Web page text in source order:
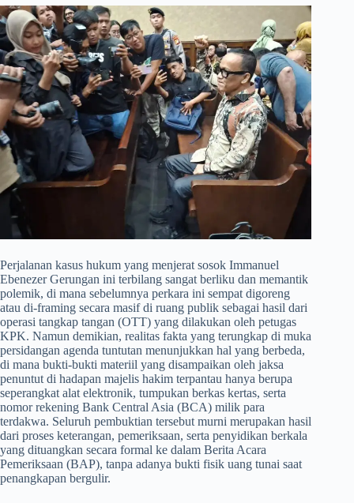
​Perjalanan kasus hukum yang menjerat sosok Immanuel
Ebenezer Gerungan ini terbilang sangat berliku dan memantik
polemik, di mana sebelumnya perkara ini sempat digoreng
atau di-framing secara masif di ruang publik sebagai hasil dari
operasi tangkap tangan (OTT) yang dilakukan oleh petugas
KPK. Namun demikian, realitas fakta yang terungkap di muka
persidangan agenda tuntutan menunjukkan hal yang berbeda,
di mana bukti-bukti materiil yang disampaikan oleh jaksa
penuntut di hadapan majelis hakim terpantau hanya berupa
seperangkat alat elektronik, tumpukan berkas kertas, serta
nomor rekening Bank Central Asia (BCA) milik para
terdakwa. Seluruh pembuktian tersebut murni merupakan hasil
dari proses keterangan, pemeriksaan, serta penyidikan berkala
yang dituangkan secara formal ke dalam Berita Acara
Pemeriksaan (BAP), tanpa adanya bukti fisik uang tunai saat
penangkapan bergulir.